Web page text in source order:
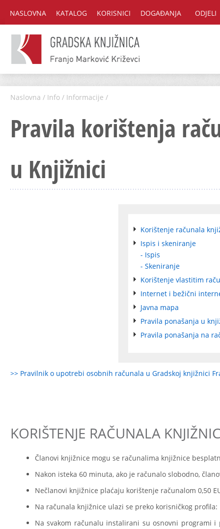
NASLOVNA KATALOG KORISNICI DOGAĐANJA ODJELI
Naslovna / Info / Informacije /
Pravila korištenja
u Knjižnici
Korištenje računala
Ispis i skeniranje
- Ispis
- Skeniranje
Korištenje vlastitim
Internet i bežični
Javna mapa
Pravila ponašanja u
Pravila ponašanja na
>> Pravilnik o upotrebi osobnih računala u Gradskoj knjižnici
KORIŠTENJE RAČUNALA
Članovi knjižnice mogu se računalima knjižnice
Nakon isteka 60 minuta, ako je računalo slobodno,
Nečlanovi knjižnice plaćaju korištenje računalom 0,50
Na računala knjižnice ulazi se preko korisničkog profila:
Na svakom računalu instalirani su osnovni programi i